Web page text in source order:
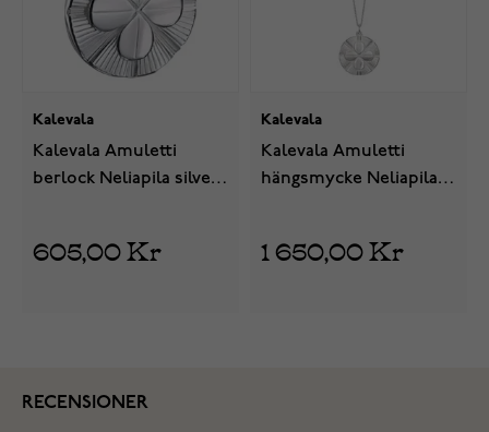
Kalevala
Kalevala Amuletti
berlock Neliapila silver
605,00 Kr
Kalevala
Kalevala Amuletti
hängsmycke Neliapila
1 650,00 Kr
RECENSIONER